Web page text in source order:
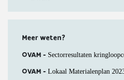
Meer weten?
OVAM - Sectorresultaten
OVAM - Lokaal Materialenplan